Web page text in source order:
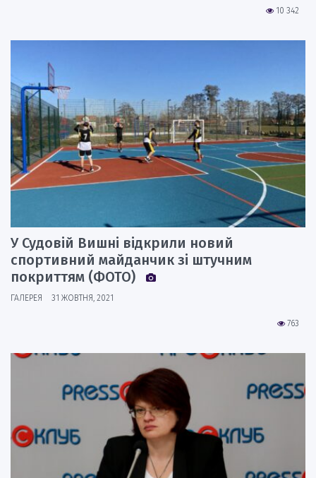
10 342
У Судовій Вишні відкрили новий
спортивний майданчик зі штучним
покриттям (ФОТО)
ГАЛЕРЕЯ 31 ЖОВТНЯ, 2021
763